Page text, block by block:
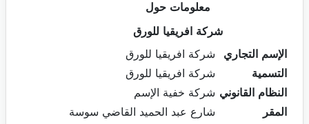
معلومات حول
شركة افريقيا للورق
الإسم التجاري
شركة افريقيا للورق
التسمية
شركة افريقيا للورق
النظام القانوني شركة خفية الإسم
المقر
شارع عبد الحميد القاضي سوسة